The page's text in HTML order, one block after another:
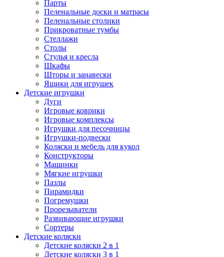
Парты
Пеленальные доски и матрасы
Пеленальные столики
Прикроватные тумбы
Стеллажи
Столы
Стулья и кресла
Шкафы
Шторы и занавески
Ящики для игрушек
Детские игрушки
Дуги
Игровые коврики
Игровые комплексы
Игрушки для песочницы
Игрушки-подвески
Коляски и мебель для кукол
Конструкторы
Машинки
Мягкие игрушки
Пазлы
Пирамидки
Погремушки
Прорезыватели
Развивающие игрушки
Сортеры
Детские коляски
Детские коляски 2 в 1
Детские коляски 3 в 1